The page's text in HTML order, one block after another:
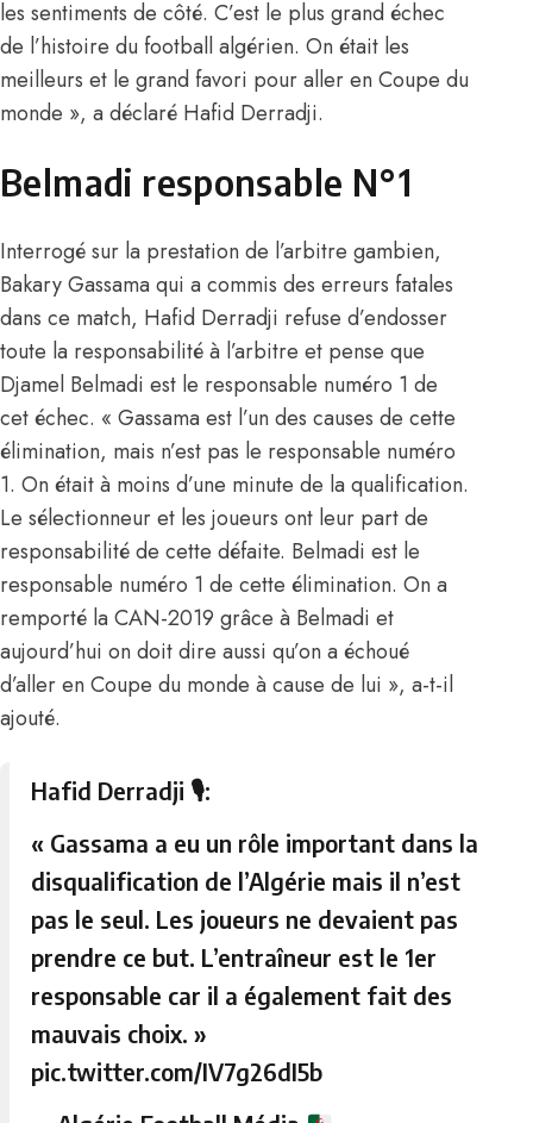
les sentiments de côté. C’est le plus grand échec
de l’histoire du football algérien. On était les
meilleurs et le grand favori pour aller en Coupe du
monde », a déclaré Hafid Derradji.
Belmadi responsable N°1
Interrogé sur la prestation de l’arbitre gambien,
Bakary Gassama qui a commis des erreurs fatales
dans ce match, Hafid Derradji refuse d’endosser
toute la responsabilité à l’arbitre et pense que
Djamel Belmadi est le responsable numéro 1 de
cet échec. « Gassama est l’un des causes de cette
élimination, mais n’est pas le responsable numéro
1. On était à moins d’une minute de la qualification.
Le sélectionneur et les joueurs ont leur part de
responsabilité de cette défaite. Belmadi est le
responsable numéro 1 de cette élimination. On a
remporté la CAN-2019 grâce à Belmadi et
aujourd’hui on doit dire aussi qu’on a échoué
d’aller en Coupe du monde à cause de lui », a-t-il
ajouté.
Hafid Derradji 🎙:
« Gassama a eu un rôle important dans la
disqualification de l’Algérie mais il n’est
pas le seul. Les joueurs ne devaient pas
prendre ce but. L’entraîneur est le 1er
responsable car il a également fait des
mauvais choix. »
pic.twitter.com/IV7g26dI5b